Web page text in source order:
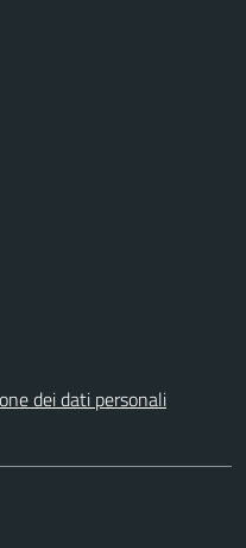
dei dati personali